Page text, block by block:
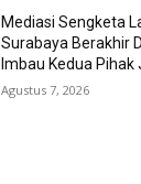
Mediasi Sengketa
Surabaya Berakhir
Imbau Kedua
Agustus 7, 2026